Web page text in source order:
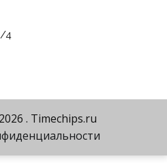
4
. Timechips.ru